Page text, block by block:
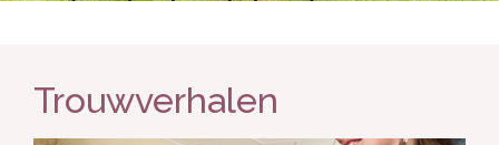
Trouwverhalen